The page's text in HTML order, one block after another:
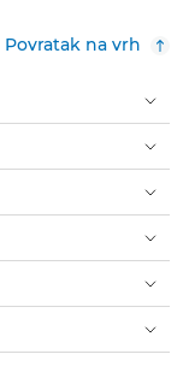
Povratak na vrh